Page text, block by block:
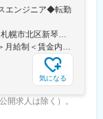
エンジニア◆転勤
気になる
開求人は除く）。